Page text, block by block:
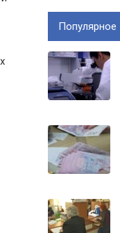
Популярное